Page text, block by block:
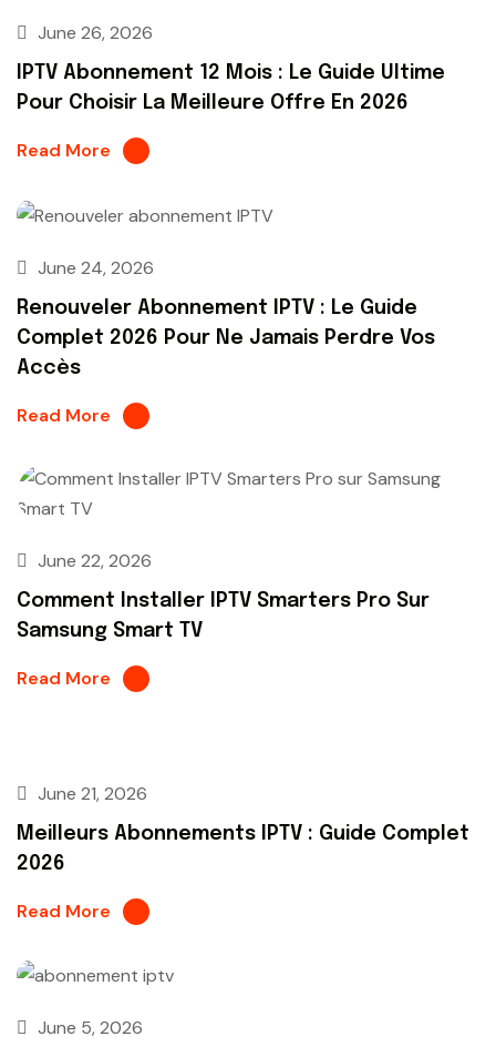
June 26, 2026
IPTV Abonnement 12 Mois : Le Guide Ultime
Pour Choisir La Meilleure Offre En 2026
Read More
June 24, 2026
Renouveler Abonnement IPTV : Le Guide
Complet 2026 Pour Ne Jamais Perdre Vos
Accès
Read More
June 22, 2026
Comment Installer IPTV Smarters Pro Sur
Samsung Smart TV
Read More
June 21, 2026
Meilleurs Abonnements IPTV : Guide Complet
2026
Read More
June 5, 2026